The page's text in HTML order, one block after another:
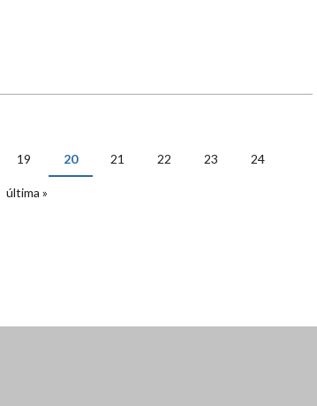
19 20 21 22 23 24
última »